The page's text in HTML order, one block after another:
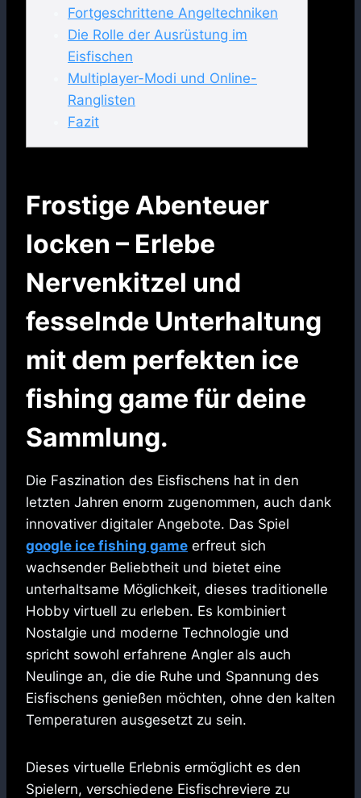
Fortgeschrittene Angeltechniken
Die Rolle der Ausrüstung im
Eisfischen
Multiplayer-Modi und Online-
Ranglisten
Fazit
Frostige Abenteuer
locken – Erlebe
Nervenkitzel und
fesselnde Unterhaltung
mit dem perfekten ice
fishing game für deine
Sammlung.
Die Faszination des Eisfischens hat in den
letzten Jahren enorm zugenommen, auch dank
innovativer digitaler Angebote. Das Spiel
google ice fishing game erfreut sich
wachsender Beliebtheit und bietet eine
unterhaltsame Möglichkeit, dieses traditionelle
Hobby virtuell zu erleben. Es kombiniert
Nostalgie und moderne Technologie und
spricht sowohl erfahrene Angler als auch
Neulinge an, die die Ruhe und Spannung des
Eisfischens genießen möchten, ohne den kalten
Temperaturen ausgesetzt zu sein.
Dieses virtuelle Erlebnis ermöglicht es den
Spielern, verschiedene Eisfischreviere zu